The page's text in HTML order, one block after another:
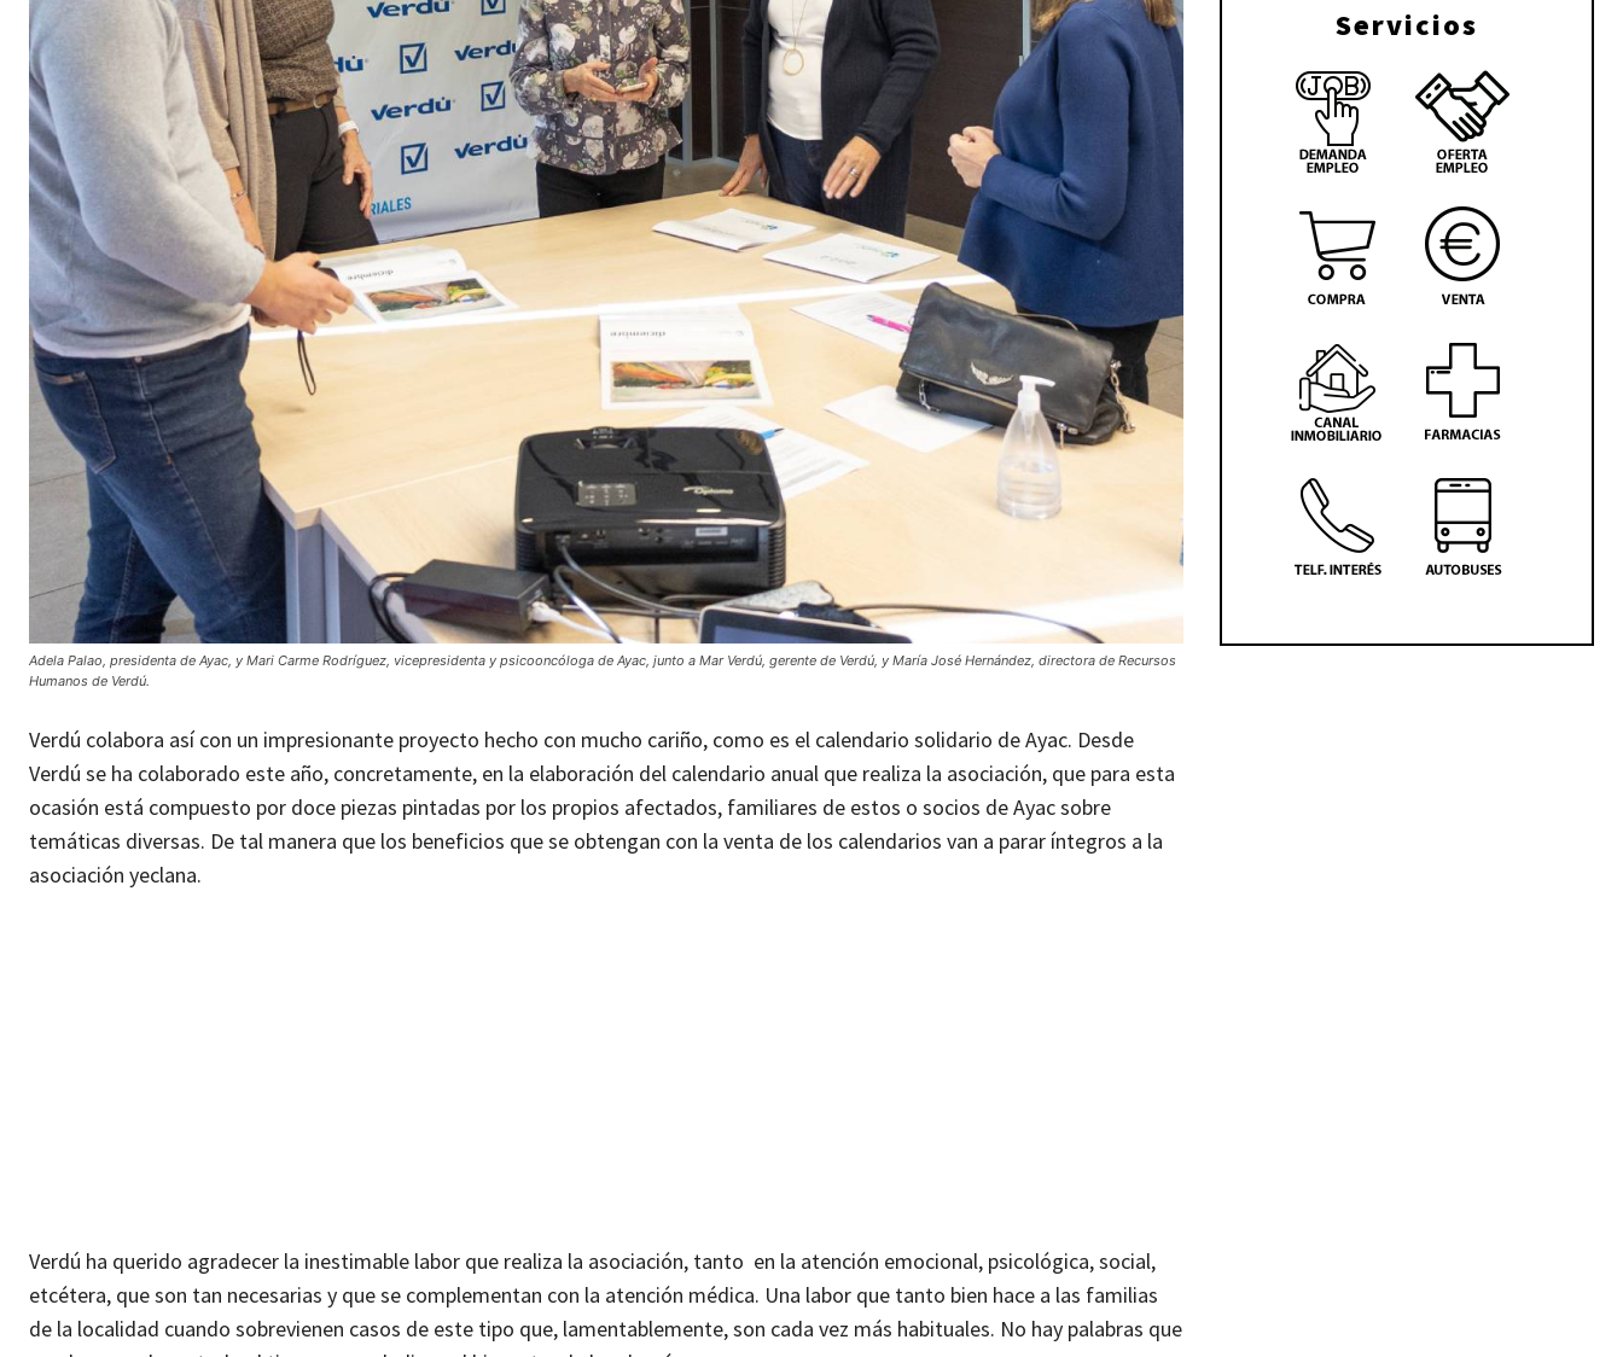
Adela Palao, presidenta de Ayac, y Mari Carme Rodríguez, vicepresidenta y psicooncóloga de Ayac, junto a Mar Verdú, gerente de Verdú, y María José Hernández, directora de Recursos
Humanos de Verdú.
Verdú colabora así con un impresionante proyecto hecho con mucho cariño, como es el calendario solidario de Ayac. Desde
Verdú se ha colaborado este año, concretamente, en la elaboración del calendario anual que realiza la asociación, que para esta
ocasión está compuesto por doce piezas pintadas por los propios afectados, familiares de estos o socios de Ayac sobre
temáticas diversas. De tal manera que los beneficios que se obtengan con la venta de los calendarios van a parar íntegros a la
asociación yeclana.
Verdú ha querido agradecer la inestimable labor que realiza la asociación, tanto en la atención emocional, psicológica, social,
etcétera, que son tan necesarias y que se complementan con la atención médica. Una labor que tanto bien hace a las familias
de la localidad cuando sobrevienen casos de este tipo que, lamentablemente, son cada vez más habituales. No hay palabras que
Servicios